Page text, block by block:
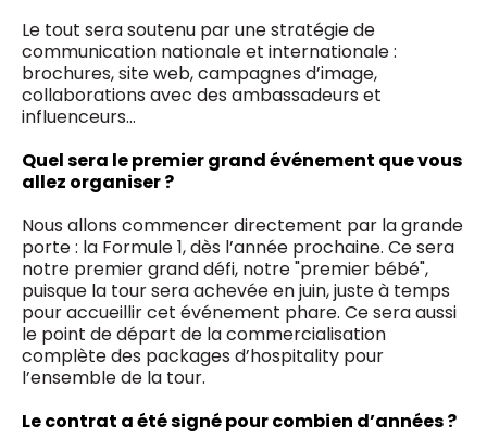
Le tout sera soutenu par une stratégie de
communication nationale et internationale :
brochures, site web, campagnes d’image,
collaborations avec des ambassadeurs et
influenceurs…
Quel sera le premier grand événement que vous
allez organiser ?
Nous allons commencer directement par la grande
porte : la Formule 1, dès l’année prochaine. Ce sera
notre premier grand défi, notre "premier bébé",
puisque la tour sera achevée en juin, juste à temps
pour accueillir cet événement phare. Ce sera aussi
le point de départ de la commercialisation
complète des packages d’hospitality pour
l’ensemble de la tour.
Le contrat a été signé pour combien d’années ?